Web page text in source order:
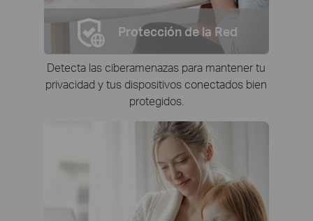
Protección de la Red
Detecta las ciberamenazas para mantener tu
privacidad y tus dispositivos conectados bien
protegidos.